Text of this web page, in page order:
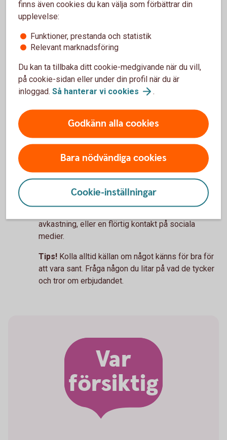
Agera aldrig snabbt, ta dig tid, tänk efter och
Det är bråttom
ogenomtänkta beslut och göra det bedragaren vill,
utan att tänka efter. Det kan handla om att ett lån
ska ha tagits i ditt namn eller att pengar är på väg
att lämna ditt konto.
Kontrollera alltid informationen du får. Använd
ett telefonnummer som du själv sökt fram från
tillförlitlig källa.
Det är för bra för att vara sant
Ett sätt att försöka lura dig är att ge dig ett
”erbjudande du inte kan motstå”. Det kan vara ett
avkastning, eller en flörtig kontakt på sociala
medier.
Tips! Kolla alltid källan om något känns för bra för
att vara sant. Fråga någon du litar på vad de tycker
och tror om erbjudandet.
Var
försiktig
finns även cookies du kan välja som förbättrar din
upplevelse:
Funktioner, prestanda och statistik
Relevant marknadsföring
Du kan ta tillbaka ditt cookie-medgivande när du vill,
på cookie-sidan eller under din profil när du är
inloggad. Så hanterar vi cookies .
Godkänn alla cookies
Bara nödvändiga cookies
Cookie-inställningar